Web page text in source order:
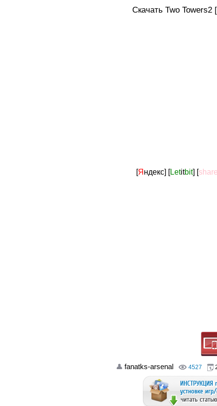
Скачать Two Towers2
[Яндекс] [Letitbit] [
fanatks-arsenal 4527